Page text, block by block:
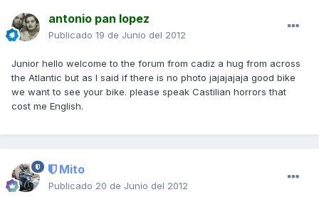
antonio pan lopez
Publicado 19 de Junio del 2012
Junior hello welcome to the forum from cadiz a hug from across
the Atlantic but as I said if there is no photo jajajajaja good bike
we want to see your bike. please speak Castilian horrors that
cost me English.
Mito
Publicado 20 de Junio del 2012